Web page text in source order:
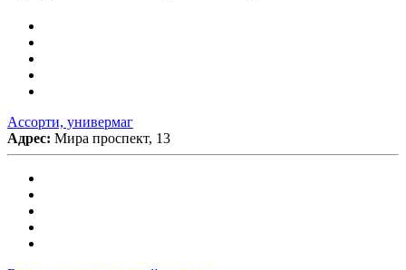
Ассорти, универмаг
Адрес: Мира проспект, 13